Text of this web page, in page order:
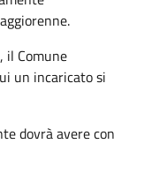
il Comune
un incaricato si
dovrà avere con